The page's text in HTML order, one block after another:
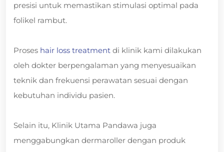
presisi untuk memastikan stimulasi optimal pada
folikel rambut.
Proses hair loss treatment di klinik kami dilakukan
oleh dokter berpengalaman yang menyesuaikan
teknik dan frekuensi perawatan sesuai dengan
kebutuhan individu pasien.
Selain itu, Klinik Utama Pandawa juga
menggabungkan dermaroller dengan produk